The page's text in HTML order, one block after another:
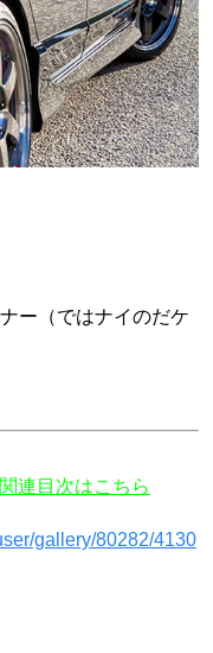
ー（ではナイのだケ
連目次はこちら
gallery/80282/4130